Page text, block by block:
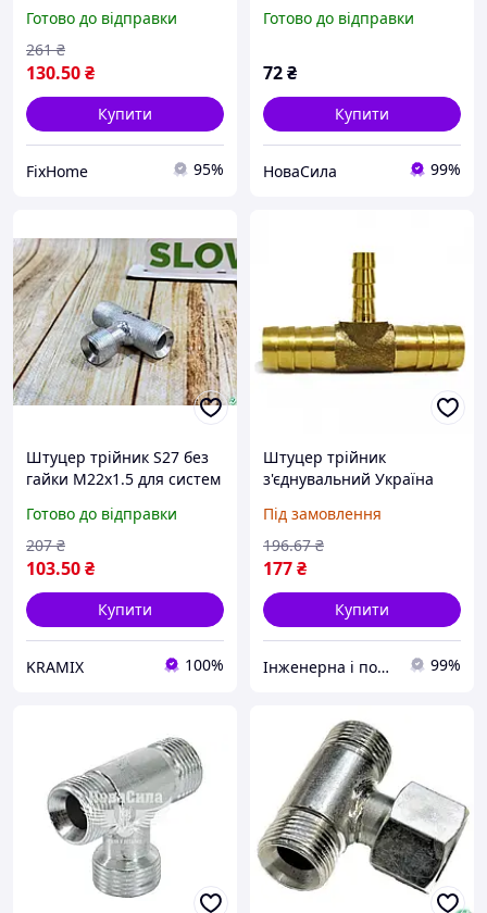
трубопроводів системи
водопостачання
Готово до відправки
130.50₴
261 ₴
Купити
FixHome 95%
Готово до відправки
72₴
Купити
НоваСила 99%
Штуцер трійник S27 без
гайки М22х1.5 для систем
з'єднання для техніки
Готово до відправки
103.50₴
207 ₴
Купити
KRAMIX 100%
Штуцер трійник
з'єднувальний Україна
мм латунь
Під замовлення
177₴
196.67 ₴
Купити
Інженерна і побутова сантехніка компанії PARTNЁR 99%